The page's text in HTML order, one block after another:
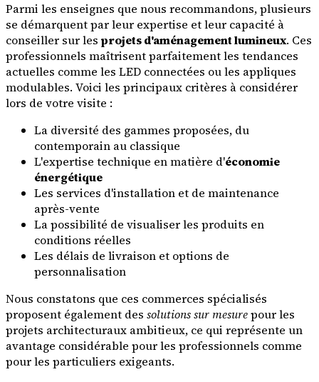
Parmi les enseignes que nous recommandons, plusieurs
se démarquent par leur expertise et leur capacité à
conseiller sur les projets d'aménagement lumineux. Ces
professionnels maîtrisent parfaitement les tendances
actuelles comme les LED connectées ou les appliques
modulables. Voici les principaux critères à considérer
lors de votre visite :
La diversité des gammes proposées, du
contemporain au classique
L'expertise technique en matière d'économie
énergétique
Les services d'installation et de maintenance
après-vente
La possibilité de visualiser les produits en
conditions réelles
Les délais de livraison et options de
personnalisation
Nous constatons que ces commerces spécialisés
proposent également des solutions sur mesurepour les
projets architecturaux ambitieux, ce qui représente un
avantage considérable pour les professionnels comme
pour les particuliers exigeants.